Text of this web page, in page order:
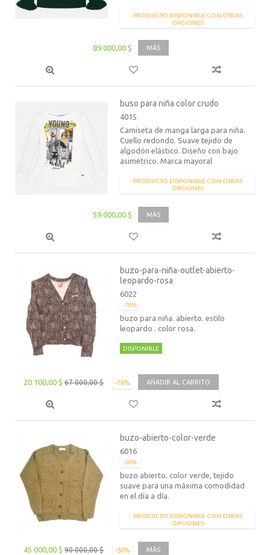
PRODUCTO DISPONIBLE CON OTRAS
OPCIONES
89 000,00 $ MÁS
buso para niña color crudo
4015
Camiseta de manga larga para niña.
Cuello redondo. Suave tejido de
algodón elástico. Diseño con bajo
asimétrico. Marca mayoral
PRODUCTO DISPONIBLE CON OTRAS
OPCIONES
59 000,00 $ MÁS
buzo-para-niña-outlet-abierto-
leopardo-rosa
6022
-70%
buzo para niña. abierto. estilo
leopardo . color rosa.
DISPONIBLE
20 100,00 $ 67 000,00 $ -70% AÑADIR AL CARRITO
buzo-abierto-color-verde
6016
-50%
buzo abierto, color verde, tejido
suave para una máxima comodidad
en el día a día.
PRODUCTO DISPONIBLE CON OTRAS
OPCIONES
45 000,00 $ 90 000,00 $ -50% MÁS